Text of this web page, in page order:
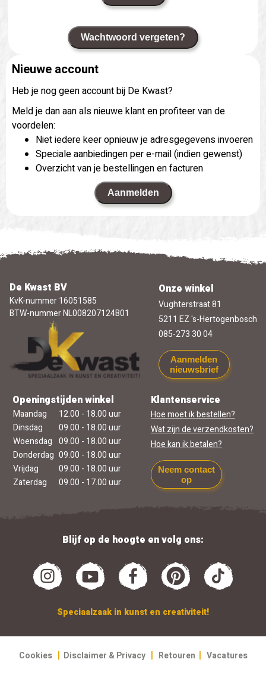
Wachtwoord vergeten?
Nieuwe account
Heb je nog geen account bij De Kwast?
Meld je dan aan als nieuwe klant en profiteer van de
voordelen:
Niet iedere keer opnieuw je adresgegevens invoeren
Speciale aanbiedingen per e-mail (indien gewenst)
Overzicht van je bestellingen en facturen
Aanmelden
De Kwast BV
KvK-nummer 16051585
BTW-nummer NL008207124B01
Onze winkel
Vughterstraat 81
5211 EZ 's-Hertogenbosch
085-273 30 04
Aanmelden
nieuwsbrief
Openingstijden winkel
Maandag
12.00 - 18.00 uur
Dinsdag
09.00 - 18.00 uur
Woensdag 09.00 - 18.00 uur
Donderdag 09.00 - 18.00 uur
Vrijdag
09.00 - 18.00 uur
Zaterdag
09.00 - 17.00 uur
Klantenservice
Hoe moet ik bestellen?
Wat zijn de verzendkosten?
Hoe kan ik betalen?
Neem contact
op
Blijf op de hoogte en volg ons:
Speciaalzaak in kunst en creativiteit!
Cookies | Disclaimer & Privacy | Retouren | Vacatures